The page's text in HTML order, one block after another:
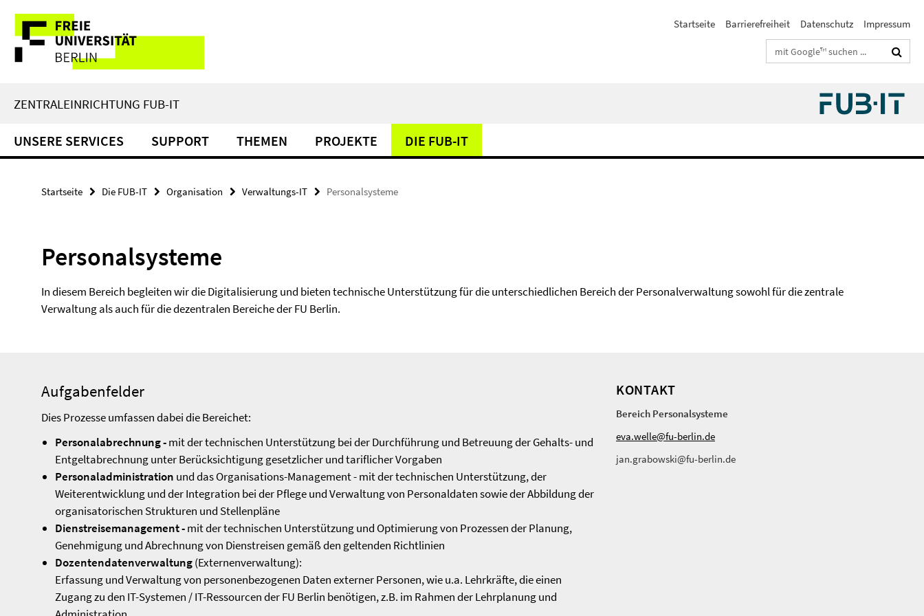
direkt
Inhalt
Service-
Navigation
Startseite Barrierefreiheit Datenschutz
Impressum
Suchbegriffe
ZENTRALEINRICHTUNG FUB-IT
UNSERE SERVICES SUPPORT THEMEN PROJEKTE DIE FUB-IT
Startseite Die FUB-IT Organisation Verwaltungs-IT Personalsysteme
Personalsysteme
In diesem Bereich begleiten wir die Digitalisierung und bieten technische Unterstützung für die unterschiedlichen Bereich der Personalverwaltung sowohl für die zentrale
Verwaltung als auch für die dezentralen Bereiche der FU Berlin.
Aufgabenfelder
Dies Prozesse umfassen dabei die Bereichet:
Personalabrechnung -mit der technischen Unterstützung bei der Durchführung und Betreuung der Gehalts- und
Entgeltabrechnung unter Berücksichtigung gesetzlicher und tariflicher Vorgaben
Personaladministration und das Organisations-Management - mit der technischen Unterstützung, der
Weiterentwicklung und der Integration bei der Pflege und Verwaltung von Personaldaten sowie der Abbildung der
organisatorischen Strukturen und Stellenpläne
Dienstreisemanagement -mit der technischen Unterstützung und Optimierung von Prozessen der Planung,
Genehmigung und Abrechnung von Dienstreisen gemäß den geltenden Richtlinien
Dozentendatenverwaltung(Externenverwaltung):
Erfassung und Verwaltung von personenbezogenen Daten externer Personen, wie u.a. Lehrkräfte, die einen
Zugang zu den IT-Systemen / IT-Ressourcen der FU Berlin benötigen, z.B. im Rahmen der Lehrplanung und
KONTAKT
Bereich Personalsysteme
eva.welle@fu-berlin.de
jan.grabowski@fu-berlin.de